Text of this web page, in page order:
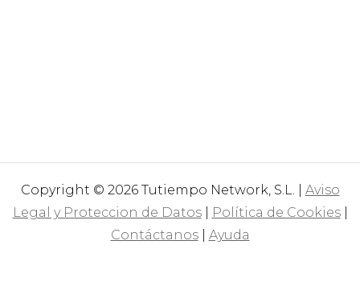
Copyright © 2026 Tutiempo Network, S.L. | Aviso
Legal y Proteccion de Datos| Política de Cookies|
Contáctanos| Ayuda